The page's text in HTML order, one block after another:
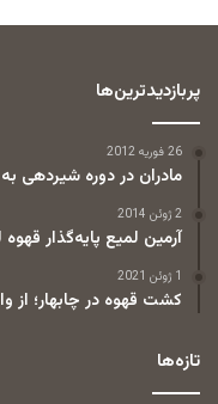
پربازدیدترین‌ها
26 فوریه 2012
مادران در دوره شیردهی
2 ژوئن 2014
آرمین لمیع پایه‌گذار
1 ژوئن 2021
کشت قهوه در چابهار؛ از
تازه‌ها